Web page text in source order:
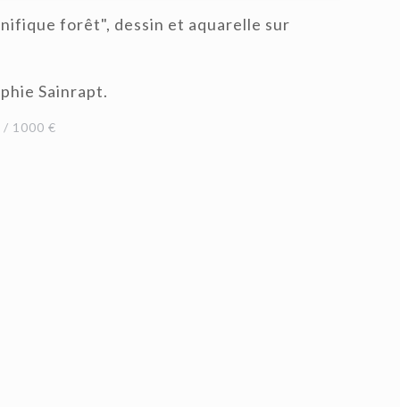
forêt", dessin et aquarelle sur
Sainrapt.
/ 1000 €